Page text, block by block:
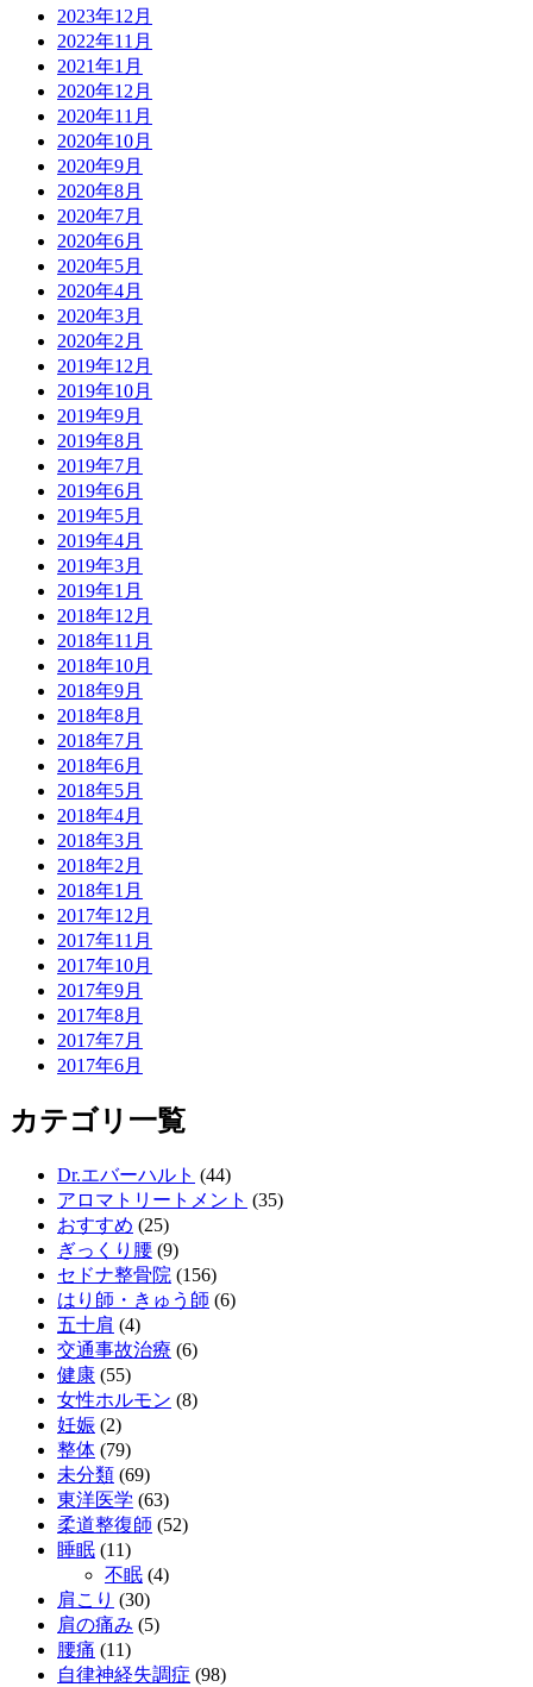
2023年12月
2022年11月
2021年1月
2020年12月
2020年11月
2020年10月
2020年9月
2020年8月
2020年7月
2020年6月
2020年5月
2020年4月
2020年3月
2020年2月
2019年12月
2019年10月
2019年9月
2019年8月
2019年7月
2019年6月
2019年5月
2019年4月
2019年3月
2019年1月
2018年12月
2018年11月
2018年10月
2018年9月
2018年8月
2018年7月
2018年6月
2018年5月
2018年4月
2018年3月
2018年2月
2018年1月
2017年12月
2017年11月
2017年10月
2017年9月
2017年8月
2017年7月
2017年6月
カテゴリ一覧
Dr.エバーハルト (44)
アロマトリートメント (35)
おすすめ (25)
ぎっくり腰 (9)
セドナ整骨院 (156)
はり師・きゅう師 (6)
五十肩 (4)
交通事故治療 (6)
健康 (55)
女性ホルモン (8)
妊娠 (2)
整体 (79)
未分類 (69)
東洋医学 (63)
柔道整復師 (52)
睡眠 (11)
不眠 (4)
肩こり (30)
肩の痛み (5)
腰痛 (11)
自律神経失調症 (98)